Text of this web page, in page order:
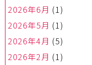
2026年6月 (1)
2026年5月 (1)
2026年4月 (5)
2026年2月 (1)